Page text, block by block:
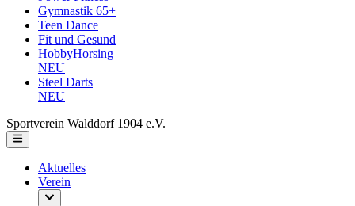
Gymnastik 65+
Teen Dance
Fit und Gesund
HobbyHorsing
NEU
Steel Darts
NEU
Sportverein Walddorf 1904 e.V.
Aktuelles
Verein